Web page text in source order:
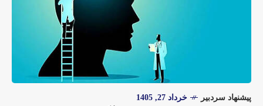
پیشنهاد سردبیر خرداد 27, 1405